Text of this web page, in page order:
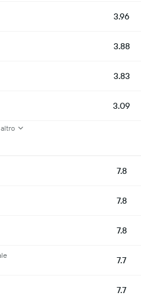
3.96
3.88
3.83
3.09
7.8
7.8
7.8
7.7
7.7